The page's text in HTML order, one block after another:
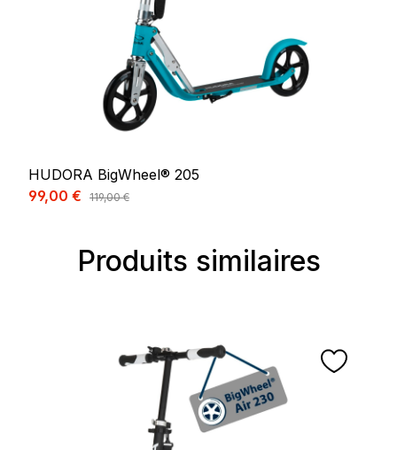
HUDORA BigWheel® 205
Prix de vente :
99,00 € Prix régulier :
119,00 €
Ignorer la galerie de produits
Produits similaires